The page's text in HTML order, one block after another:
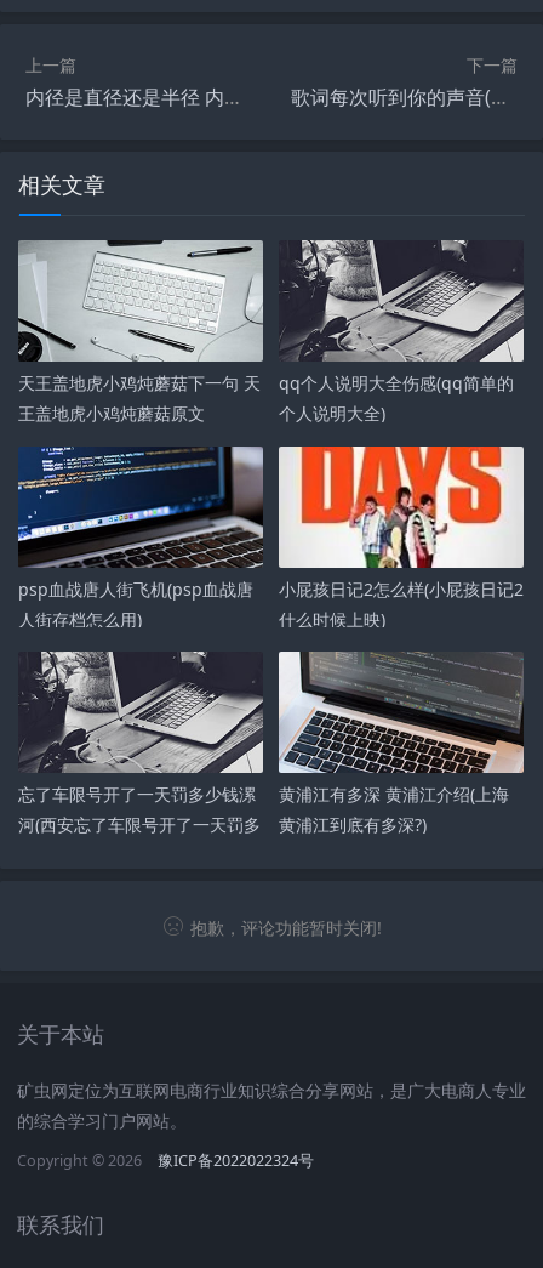
上一篇
内径是直径还是半径 内径到底是直径还是半径呢(什么叫内径、外径、直径、半径?)
下一篇
歌词每次听到你的声音(突然听到你的声音文案?)
相关文章
天王盖地虎小鸡炖蘑菇下一句 天
王盖地虎小鸡炖蘑菇原文
qq个人说明大全伤感(qq简单的
个人说明大全)
psp血战唐人街飞机(psp血战唐
人街存档怎么用)
小屁孩日记2怎么样(小屁孩日记2
什么时候上映)
忘了车限号开了一天罚多少钱漯
河(西安忘了车限号开了一天罚多
黄浦江有多深 黄浦江介绍(上海
黄浦江到底有多深?)
抱歉，评论功能暂时关闭!
关于本站
矿虫网定位为互联网电商行业知识综合分享网站，是广大电商人专业
的综合学习门户网站。
Copyright © 2026 豫ICP备2022022324号
联系我们